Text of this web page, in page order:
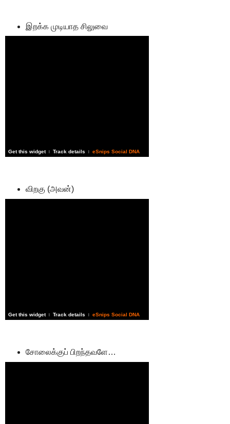
இறக்க முடியாத சிலுவை
Get this widget Track details eSnips Social DNA
விறகு (அவன்)
Get this widget Track details eSnips Social DNA
சோலைக்குப் பிறந்தவளே…